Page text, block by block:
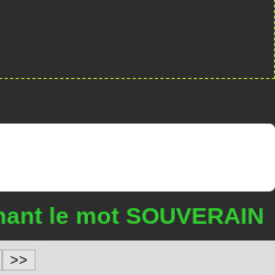
le mot SOUVERAIN
>>